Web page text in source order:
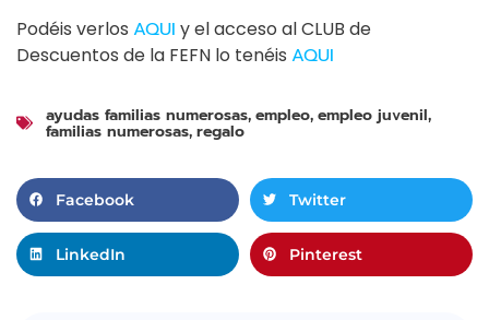
Podéis verlos AQUI y el acceso al CLUB de
Descuentos de la FEFN lo tenéis AQUI
ayudas familias numerosas, empleo, empleo juvenil,
familias numerosas, regalo
Facebook Twitter
LinkedIn Pinterest